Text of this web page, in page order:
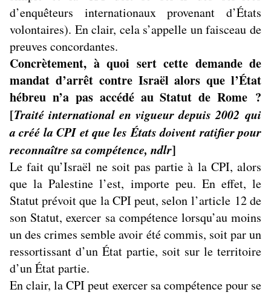
d’enquêteurs internationaux provenant d’États
volontaires). En clair, cela s’appelle un faisceau de
preuves concordantes.
Concrètement, à quoi sert cette demande de
mandat d’arrêt contre Israël alors que l’État
hébreu n’a pas accédé au Statut de Rome ?
[Traité international en vigueur depuis 2002 qui
a créé la CPI et que les États doivent ratifier pour
reconnaître sa compétence, ndlr]
Le fait qu’Israël ne soit pas partie à la CPI, alors
que la Palestine l’est, importe peu. En effet, le
Statut prévoit que la CPI peut, selon l’article 12 de
son Statut, exercer sa compétence lorsqu’au moins
un des crimes semble avoir été commis, soit par un
ressortissant d’un État partie, soit sur le territoire
d’un État partie.
En clair, la CPI peut exercer sa compétence pour se